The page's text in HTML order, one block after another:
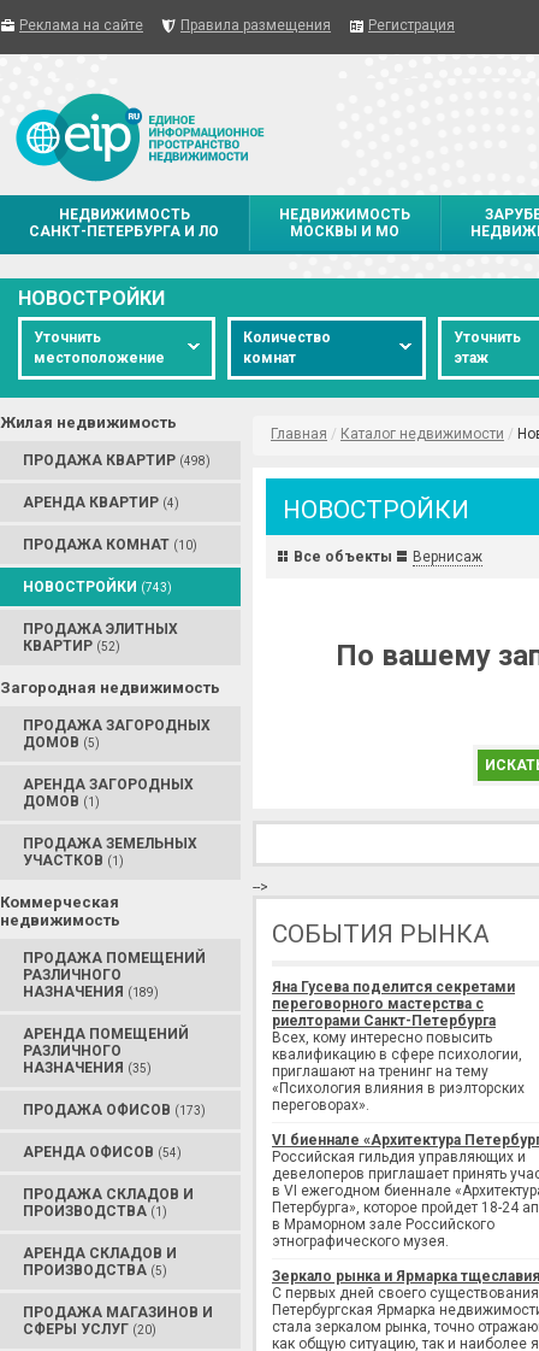
Реклама на сайте Правила размещения Регистрация
НЕДВИЖИМОСТЬ
САНКТ-ПЕТЕРБУРГА И ЛО
НЕДВИЖИМОСТЬ
МОСКВЫ И МО
НОВОСТРОЙКИ
Уточнить
местоположение
Количество
комнат
Уточнить
этаж
Жилая недвижимость
ПРОДАЖА КВАРТИР (498)
АРЕНДА КВАРТИР (4)
ПРОДАЖА КОМНАТ (10)
НОВОСТРОЙКИ (743)
ПРОДАЖА ЭЛИТНЫХ
КВАРТИР (52)
Загородная недвижимость
ПРОДАЖА ЗАГОРОДНЫХ
ДОМОВ (5)
АРЕНДА ЗАГОРОДНЫХ
ДОМОВ (1)
ПРОДАЖА ЗЕМЕЛЬНЫХ
УЧАСТКОВ (1)
Коммерческая
недвижимость
ПРОДАЖА ПОМЕЩЕНИЙ
РАЗЛИЧНОГО
НАЗНАЧЕНИЯ (189)
АРЕНДА ПОМЕЩЕНИЙ
РАЗЛИЧНОГО
НАЗНАЧЕНИЯ (35)
ПРОДАЖА ОФИСОВ (173)
АРЕНДА ОФИСОВ (54)
ПРОДАЖА СКЛАДОВ И
ПРОИЗВОДСТВА (1)
АРЕНДА СКЛАДОВ И
ПРОИЗВОДСТВА (5)
ПРОДАЖА МАГАЗИНОВ И
СФЕРЫ УСЛУГ (20)
Главная / Каталог недвижимости /
НОВОСТРОЙКИ
Все объекты Вернисаж
По вашему
-->
СОБЫТИЯ РЫНКА
Яна Гусева поделится секретами
переговорного мастерства с
риелторами Санкт-Петербурга
Всех, кому интересно повысить
квалификацию в сфере психологии,
приглашают на тренинг на тему
«Психология влияния в риэлторских
переговорах».
VI биеннале «Архитектура
Российская гильдия управляющих и
девелоперов приглашает принять
в VI ежегодном биеннале
Петербурга», которое пройдет 18-24
в Мраморном зале Российского
этнографического музея.
Зеркало рынка и Ярмарка тщеславия
С первых дней своего существования
Петербургская Ярмарка
стала зеркалом рынка, точно
как общую ситуацию, так и наиболее